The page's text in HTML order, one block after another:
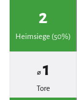
2
Heimsiege (50%)
⌀ 1
Tore